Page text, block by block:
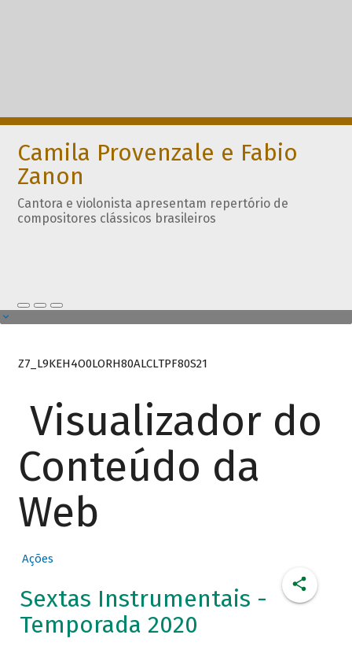
Camila Provenzale e Fabio
Zanon
Cantora e violonista apresentam repertório de
compositores clássicos brasileiros
Z7_L9KEH4O0LORH80ALCLTPF80S21
Visualizador do
Conteúdo da
Web
Ações
Sextas Instrumentais -
Temporada 2020